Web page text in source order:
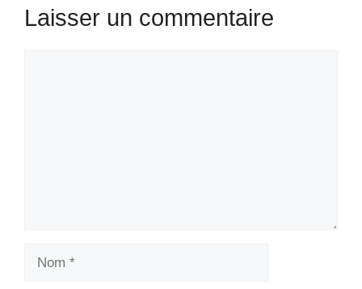
Laisser un commentaire